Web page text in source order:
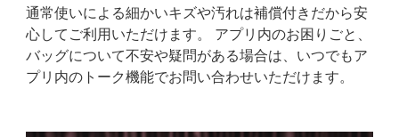
通常使いによる細かいキズや汚れは補償付きだから安
心してご利用いただけます。 アプリ内のお困りごと、
バッグについて不安や疑問がある場合は、いつでもア
プリ内のトーク機能でお問い合わせいただけます。